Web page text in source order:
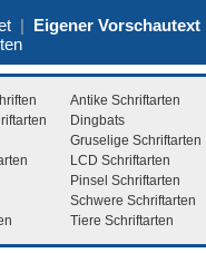
| Eigener Vorschautext
Antike Schriftarten
Dingbats
Gruselige Schriftarten
LCD Schriftarten
Pinsel Schriftarten
Schwere Schriftarten
Tiere Schriftarten